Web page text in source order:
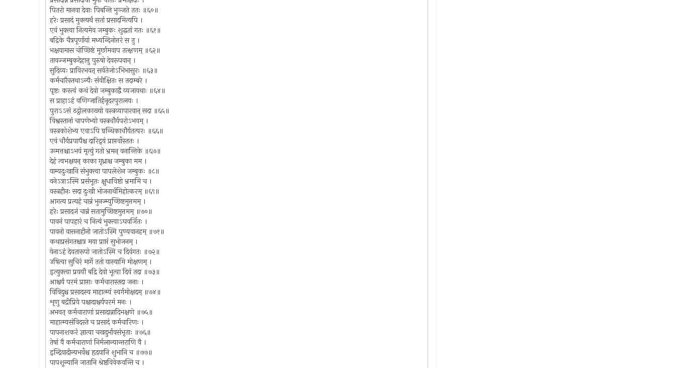
पितरो मानवा देवाः पिबन्ति भुञ्जते ततः ॥६०॥
हरेः प्रसादं मुक्त्यर्थं सतां प्रसादमित्यपि ।
एवं भुक्त्वा नित्यमेव जम्बुकः शुद्धतां गतः ॥६१॥
बद्रिके चैत्रपूर्णायां मध्यन्दिनोत्तरं स तु ।
भक्षयामास चोच्छिष्टं मूर्छामवाप तत्क्षणम् ॥६२॥
तावज्जम्बुकदेहात्तु पुरुषो देवरूपवान् ।
सुदिव्यः प्राविरभवत् सर्वतेजोऽभिभासुरः ॥६३॥
कर्मचारैस्तथाऽन्यैः संवीक्षितः स तदाम्बरे ।
पृष्टः कस्त्वं कथं देवो जम्बुकाद्वै व्यजायथाः ॥६४॥
स प्राहाऽहं वणिग्जातिर्हनूदरपुरालयः ।
पुराऽऽसं ठट्ठोलकाख्यो वस्त्रव्यापारवान् सदा ॥६५॥
विश्वस्तानां चापणेभ्यो वस्त्रचौर्यपरोऽभवम् ।
वस्त्रकोशेभ्य एवाऽपि ग्रन्थिकाचौर्यतत्परः ॥६६॥
एवं चौर्यप्रपापैश्च दारिद्र्यं प्राप्तवाँस्ततः ।
उन्मत्तश्चाऽभवं मृत्युं गतो भ्रमन् वनान्तिके ॥६७॥
देहं त्वभक्षयन् काका गृध्राश्च जम्बुका मम ।
याम्यदुःखानि संभुक्त्वा पापलेशेन जम्बुकः ॥८॥
वनेऽत्राऽस्मि प्रसंभूतः क्षुधाविष्टो भ्रमामि च ।
वस्त्रहीनः सदा दुःखी भोजनार्थमिहोत्करम् ॥६९॥
आगत्य प्रत्यहं चान्नं भुनज्म्युच्छिष्टमुत्तमम् ।
हरेः प्रसादजं चान्नं सतामुच्छिष्टमुत्तमम् ॥७०॥
पावनं पापहारं च नित्यं भुक्त्वाऽघवर्जितः ।
पावनो वासनाहीनो जातोऽस्मि पुण्यवानहम् ॥७१॥
कथाप्रसंगतश्चात्र मया प्राप्तं सुभोजनम् ।
येनाऽहं देवतारूपो जातोऽस्मि च दिवंगतः ॥७२॥
उषित्वा सुचिरं मार्गे ततो यास्यामि मोक्षणम् ।
इत्युक्त्वा प्रययौ बद्रि देवो भूत्वा दिवं तदा ॥७३॥
आश्चर्यं परमं प्राप्ताः कर्मचारास्तदा जनाः ।
विविदुश्च प्रसादस्य माहात्म्यं स्वर्गमोक्षदम् ॥७४॥
शृणु बद्रीप्रिये पश्चादाश्चर्यपरमं मनः ।
अभवत् कर्मचाराणां प्रसादान्नादिभक्षणे ॥७५॥
माहात्म्यसंविदस्ते च प्रसादं कर्मचारिणः ।
पापनाशकरं ज्ञात्वा चखदुर्भावसंभृताः ॥७६॥
तेषां वै कर्मचाराणां निर्मलान्यान्तराणि वै ।
इन्द्रियादीन्यभवँश्च हृदयानि शुभानि च ॥७७॥
पापशून्यानि जातानि श्रेष्ठविवेकवन्ति च ।